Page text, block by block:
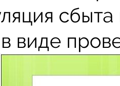
виде